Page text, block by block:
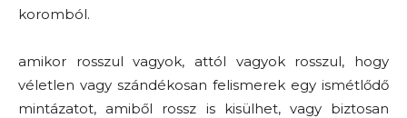
koromból.
amikor rosszul vagyok, attól vagyok rosszul, hogy
véletlen vagy szándékosan felismerek egy ismétlődő
mintázatot, amiből rossz is kisülhet, vagy biztosan